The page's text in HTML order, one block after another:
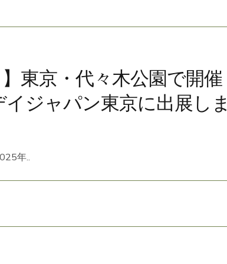
東京・代々木公園で開催
ジャパン東京に出展しま
年..